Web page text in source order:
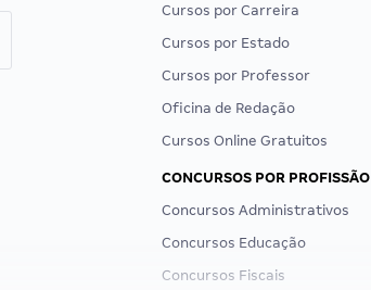
Cursos por Carreira
Cursos por Estado
Cursos por Professor
Oficina de Redação
Cursos Online Gratuitos
CONCURSOS POR PROFISSÃO
Concursos Administrativos
Concursos Educação
Concursos Fiscais